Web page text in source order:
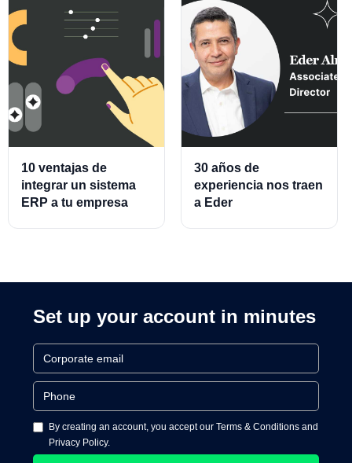
10 ventajas de
integrar un sistema
ERP a tu empresa
30 años de
experiencia nos traen
a Eder
Set up your account in minutes
By creating an account, you accept our Terms & Conditions and
Privacy Policy.